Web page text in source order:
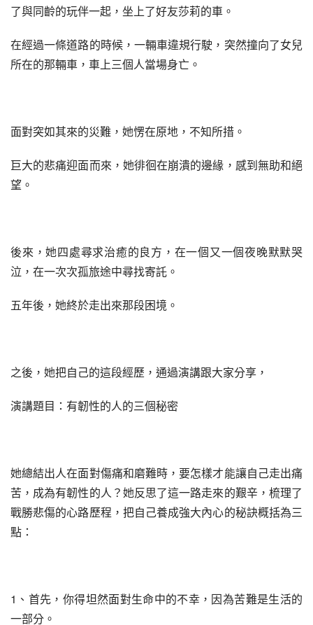
了與同齡的玩伴一起，坐上了好友莎莉的車。
在經過一條道路的時候，一輛車違規行駛，突然撞向了女兒
所在的那輛車，車上三個人當場身亡。
面對突如其來的災難，她愣在原地，不知所措。
巨大的悲痛迎面而來，她徘徊在崩潰的邊緣，感到無助和絕
望。
後來，她四處尋求治癒的良方，在一個又一個夜晚默默哭
泣，在一次次孤旅途中尋找寄託。
五年後，她終於走出來那段困境。
之後，她把自己的這段經歷，通過演講跟大家分享，
演講題目：有韌性的人的三個秘密
她總結出人在面對傷痛和磨難時，要怎樣才能讓自己走出痛
苦，成為有韌性的人？她反思了這一路走來的艱辛，梳理了
戰勝悲傷的心路歷程，把自己養成強大內心的秘訣概括為三
點：
1、首先，你得坦然面對生命中的不幸，因為苦難是生活的
一部分。